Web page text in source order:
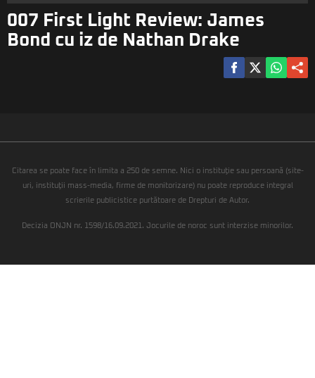
007 First Light Review: James
Bond cu iz de Nathan Drake
Citarea se poate face în limita a 250 de semne. Nici o instituţie sau persoană (site-
uri, instituţii mass-media, firme de monitorizare) nu poate reproduce integral
scrierile publicistice purtătoare de Drepturi de Autor.
Decizia ONJN nr. 1598/16.09.2021. Jocurile de noroc sunt interzise minorilor.